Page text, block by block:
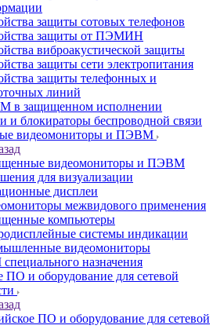
защиты сотовых телефонов
защиты от ПЭМИН
виброакустической защиты
защиты сети электропитания
защиты телефонных и
линий
в защищенном исполнении
и блокираторы беспроводной связи
видеомониторы и ПЭВМ
видеомониторы и ПЭВМ
для визуализации
дисплеи
межвидового применения
компьютеры
системы индикации
видеомониторы
назначения
ПО и оборудование для сетевой
ПО и оборудование для сетевой